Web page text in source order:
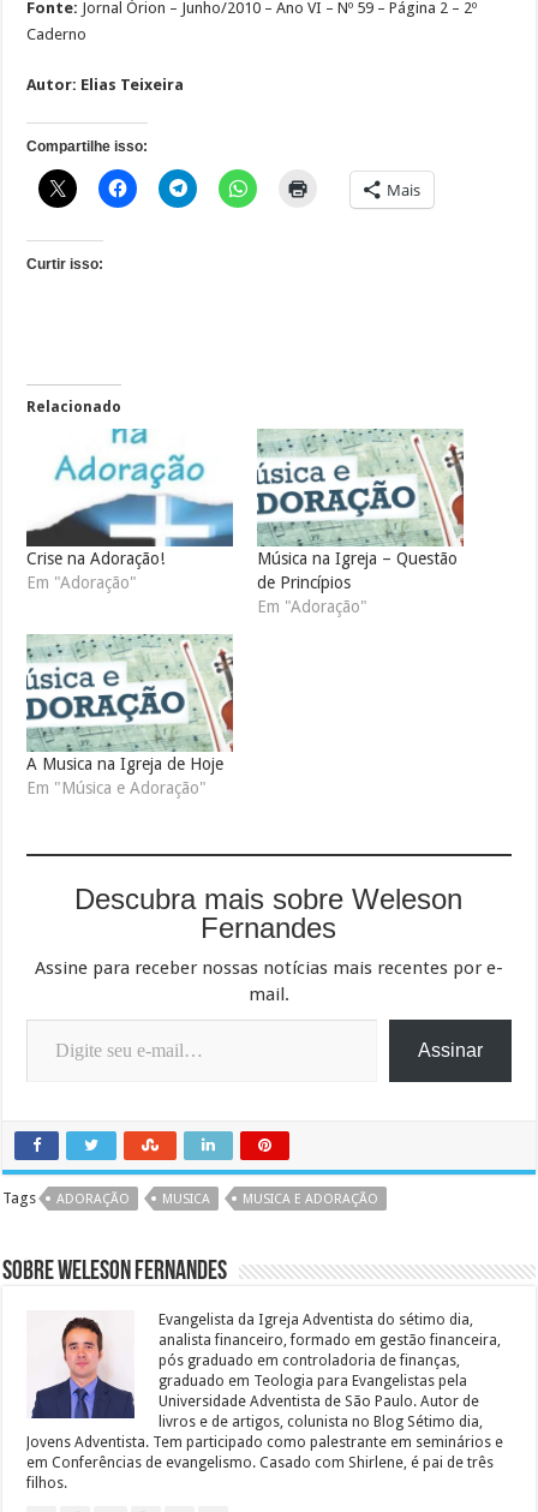
Fonte: Jornal Órion – Junho/2010 – Ano VI – Nº 59 – Página 2 – 2º
Caderno
Autor: Elias Teixeira
Compartilhe isso:
Mais
Curtir isso:
Relacionado
Crise na Adoração!
Em "Adoração"
Música na Igreja – Questão
de Princípios
Em "Adoração"
A Musica na Igreja de Hoje
Em "Música e Adoração"
Descubra mais sobre Weleson
Fernandes
Assine para receber nossas notícias mais recentes por e-
mail.
Digite seu e-mail…
Assinar
Tags ADORAÇÃO MUSICA MUSICA E ADORAÇÃO
Sobre Weleson Fernandes
Evangelista da Igreja Adventista do sétimo dia,
analista financeiro, formado em gestão financeira,
pós graduado em controladoria de finanças,
graduado em Teologia para Evangelistas pela
Universidade Adventista de São Paulo. Autor de
livros e de artigos, colunista no Blog Sétimo dia,
Jovens Adventista. Tem participado como palestrante em seminários e
em Conferências de evangelismo. Casado com Shirlene, é pai de três
filhos.